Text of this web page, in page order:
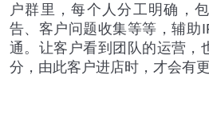
户群里，每个人分工明确，
告、客户问题收集等等，辅助
通。让客户看到团队的运营，
分，由此客户进店时，才会有